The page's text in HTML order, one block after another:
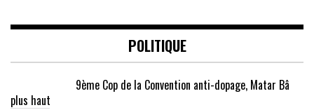
POLITIQUE
9ème Cop de la Convention anti-dopage, Matar Bâ
plus haut